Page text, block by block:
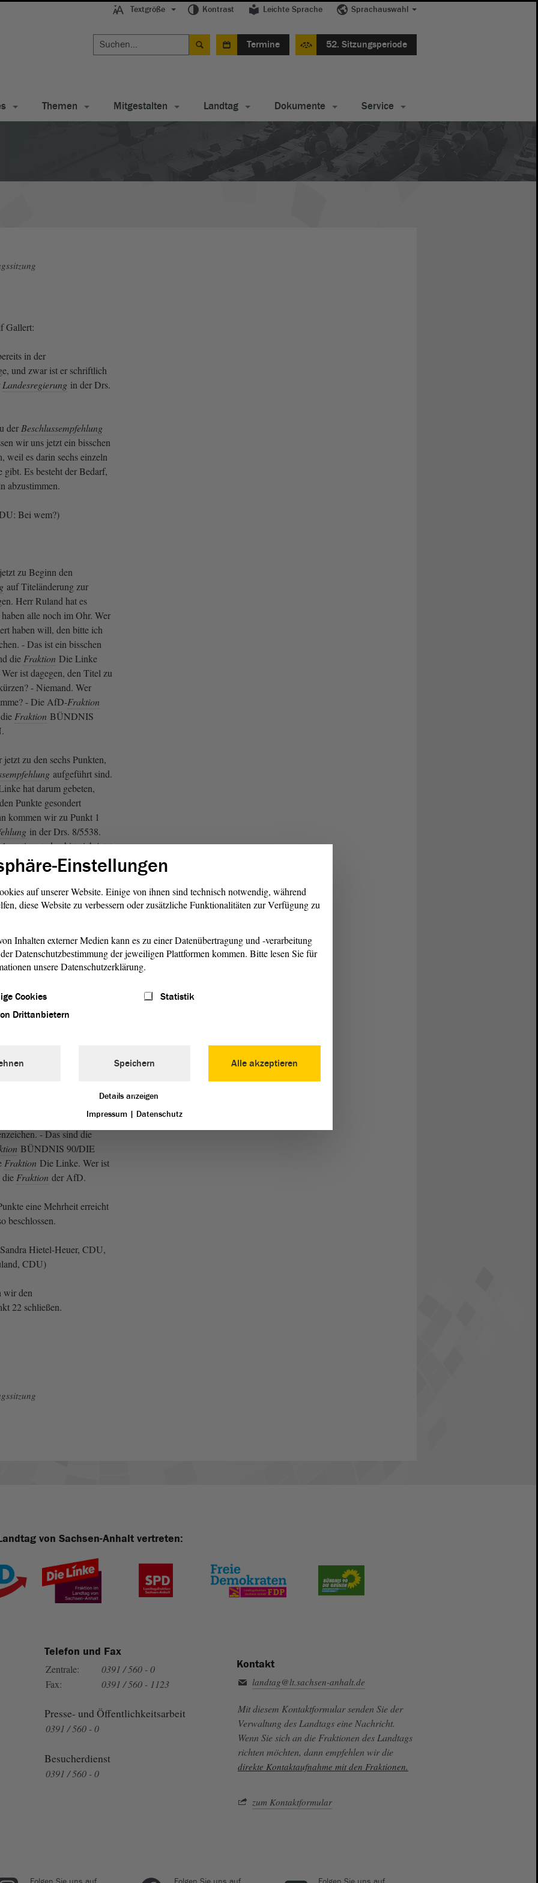
Textgröße Kontrast Leichte Sprache Sprachauswahl
Termine 52. Sitzungsperiode
Themen Mitgestalten Landtag Dokumente Service
Gallert:
in der
und zwar ist er schriftlich
Landesregierung in der Drs.
der Beschlussempfehlung
wir uns jetzt ein bisschen
weil es darin sechs einzeln
gibt. Es besteht der Bedarf,
abzustimmen.
Bei wem?)
zu Beginn den
auf Titeländerung zur
Herr Ruland hat es
haben alle noch im Ohr. Wer
haben will, den bitte ich
- Das ist ein bisschen
die Fraktion Die Linke
Wer ist dagegen, den Titel zu
- Niemand. Wer
- Die AfD-Fraktion
Fraktion BÜNDNIS
zu den sechs Punkten,
aufgeführt sind.
hat darum gebeten,
Punkte gesondert
kommen wir zu Punkt 1
in der Drs. 8/5538.
zustimmt, den bitte ich jetzt
- Das sind die
und die Fraktion
GRÜNEN. Wer ist
Die Linke und die
zum Punkt 2 der
, dort vermerkt auf Seite 2
erwartungsgemäß die
und außerdem die
90/DIE GRÜNEN. Wer
zu - das können wir jetzt
- zu den Punkten 3 bis 6,
2 aufgeführt sind. Wer
erteilt, den bitte ich
- Das sind die
BÜNDNIS 90/DIE
Fraktion Die Linke. Wer ist
die Fraktion der AfD.
eine Mehrheit erreicht
beschlossen.
Hietel-Heuer, CDU,
CDU)
wir den
22 schließen.
von Sachsen-Anhalt vertreten:
Telefon und Fax
Zentrale:
0391 / 560 - 0
Fax:
0391 / 560 - 1123
Presse- und Öffentlichkeitsarbeit
0391 / 560 - 0
Besucherdienst
0391 / 560 - 0
Kontakt
landtag@lt.sachsen-anhalt.de
Mit diesem Kontaktformular senden Sie der
Verwaltung des Landtags eine Nachricht.
Wenn Sie sich an die Fraktionen des Landtags
richten möchten, dann empfehlen wir die
direkte Kontaktaufnahme mit den Fraktionen.
zum Kontaktformular
Einstellungen
auf unserer Website. Einige von ihnen sind technisch notwendig, während
diese Website zu verbessern oder zusätzliche Funktionalitäten zur Verfügung zu
Inhalten externer Medien kann es zu einer Datenübertragung und -verarbeitung
Datenschutzbestimmung der jeweiligen Plattformen kommen. Bitte lesen Sie für
unsere Datenschutzerklärung.
Cookies
Statistik
Drittanbietern
Alle akzeptieren
Speichern
Details anzeigen
Impressum | Datenschutz